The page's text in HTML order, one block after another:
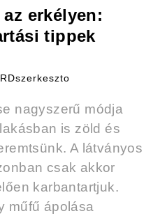
erkélyen:
tippek
RDszerkeszto
nagyszerű módja
is zöld és
A látványos
csak akkor
karbantartjuk.
műfű ápolása